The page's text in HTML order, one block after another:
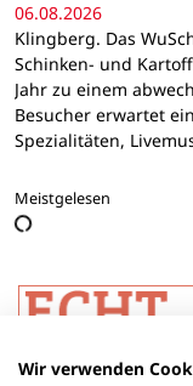
06.08.2026
Klingberg. Das
Schinken- und
Jahr zu einem
Besucher erwartet
Spezialitäten,
Meistgelesen
Wir verwenden